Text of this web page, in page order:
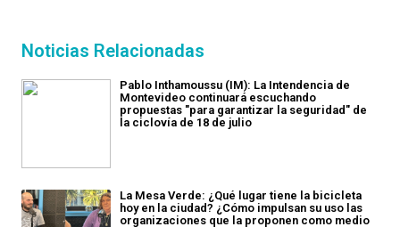
Noticias Relacionadas
Pablo Inthamoussu (IM): La Intendencia de
Montevideo continuará escuchando
propuestas "para garantizar la seguridad" de
la ciclovía de 18 de julio
La Mesa Verde: ¿Qué lugar tiene la bicicleta
hoy en la ciudad? ¿Cómo impulsan su uso las
organizaciones que la proponen como medio